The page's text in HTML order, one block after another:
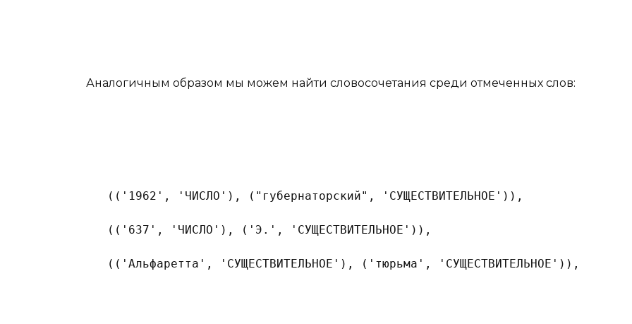
Аналогичным образом мы можем найти словосочетания среди отмеченных слов:
(('1962', 'ЧИСЛО'), ("губернаторский", 'СУЩЕСТВИТЕЛЬНОЕ')),
(('637', 'ЧИСЛО'), ('Э.', 'СУЩЕСТВИТЕЛЬНОЕ')),
(('Альфаретта', 'СУЩЕСТВИТЕЛЬНОЕ'), ('тюрьма', 'СУЩЕСТВИТЕЛЬНОЕ')),